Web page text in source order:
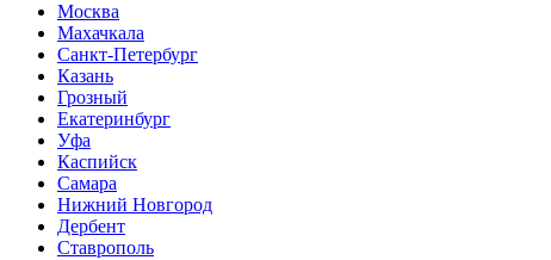
Москва
Махачкала
Санкт-Петербург
Казань
Грозный
Екатеринбург
Уфа
Каспийск
Самара
Нижний Новгород
Дербент
Ставрополь